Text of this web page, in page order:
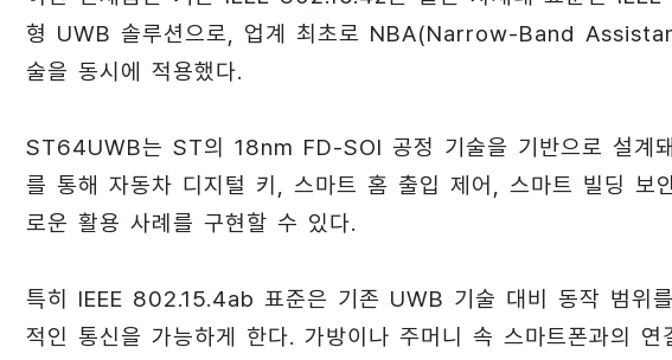
형 UWB 솔루션으로, 업계 최초로 NBA(Narrow-Band
술을 동시에 적용했다.
ST64UWB는 ST의 18nm FD-SOI 공정 기술을 기반으로 설계
를 통해 자동차 디지털 키, 스마트 홈 출입 제어, 스마트 빌딩 보
로운 활용 사례를 구현할 수 있다.
특히 IEEE 802.15.4ab 표준은 기존 UWB 기술 대비 동작 범위
적인 통신을 가능하게 한다. 가방이나 주머니 속 스마트폰과의